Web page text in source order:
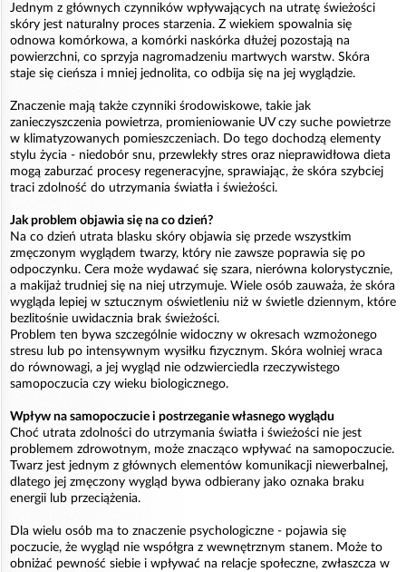
Jednym z głównych czynników wpływających na utratę świeżości
skóry jest naturalny proces starzenia. Z wiekiem spowalnia się
odnowa komórkowa, a komórki naskórka dłużej pozostają na
powierzchni, co sprzyja nagromadzeniu martwych warstw. Skóra
staje się cieńsza i mniej jednolita, co odbija się na jej wyglądzie.
Znaczenie mają także czynniki środowiskowe, takie jak
zanieczyszczenia powietrza, promieniowanie UV czy suche powietrze
w klimatyzowanych pomieszczeniach. Do tego dochodzą elementy
stylu życia - niedobór snu, przewlekły stres oraz nieprawidłowa dieta
mogą zaburzać procesy regeneracyjne, sprawiając, że skóra szybciej
traci zdolność do utrzymania światła i świeżości.
Jak problem objawia się na co dzień?
Na co dzień utrata blasku skóry objawia się przede wszystkim
zmęczonym wyglądem twarzy, który nie zawsze poprawia się po
odpoczynku. Cera może wydawać się szara, nierówna kolorystycznie,
a makijaż trudniej się na niej utrzymuje. Wiele osób zauważa, że skóra
wygląda lepiej w sztucznym oświetleniu niż w świetle dziennym, które
bezlitośnie uwidacznia brak świeżości.
Problem ten bywa szczególnie widoczny w okresach wzmożonego
stresu lub po intensywnym wysiłku fizycznym. Skóra wolniej wraca
do równowagi, a jej wygląd nie odzwierciedla rzeczywistego
samopoczucia czy wieku biologicznego.
Wpływ na samopoczucie i postrzeganie własnego wyglądu
Choć utrata zdolności do utrzymania światła i świeżości nie jest
problemem zdrowotnym, może znacząco wpływać na samopoczucie.
Twarz jest jednym z głównych elementów komunikacji niewerbalnej,
dlatego jej zmęczony wygląd bywa odbierany jako oznaka braku
energii lub przeciążenia.
Dla wielu osób ma to znaczenie psychologiczne - pojawia się
poczucie, że wygląd nie współgra z wewnętrznym stanem. Może to
obniżać pewność siebie i wpływać na relacje społeczne, zwłaszcza w